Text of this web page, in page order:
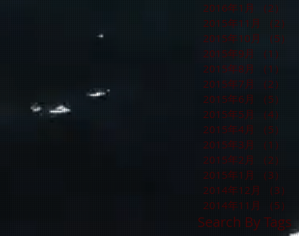
2016年1月
（2）
2015年11月
（2）
2015年10月
（5）
2015年9月
（1）
2015年8月
（1）
2015年7月
（2）
2015年6月
（5）
2015年5月
（4）
2015年4月
（5）
2015年3月
（1）
2015年2月
（2）
2015年1月
（3）
2014年12月
（3）
2014年11月
（5）
Search By Tags